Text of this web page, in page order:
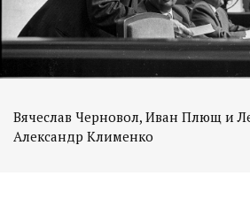
Вячеслав Черновол, Иван Плющ и
Александр Клименко